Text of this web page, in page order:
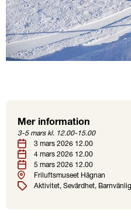
Mer information
3-5 mars kl. 12.00-15.00
Datum3 mars 2026 12.00
4 mars 2026 12.00
5 mars 2026 12.00
Plats
Friluftsmuseet Hägnan
Etiketter
Aktivitet Sevärdhet